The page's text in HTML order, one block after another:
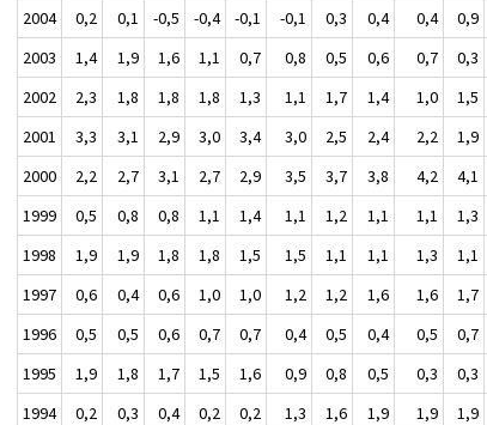
2004
0,2 0,1 -0,5 -0,4 -0,1 -0,1 0,3 0,4 0,4 0,9
2003
1,4 1,9 1,6 1,1 0,7 0,8 0,5 0,6 0,7 0,3
2002
2,3 1,8 1,8 1,8 1,3 1,1 1,7 1,4 1,0 1,5
2001
3,3 3,1 2,9 3,0 3,4 3,0 2,5 2,4 2,2 1,9
2000
2,2 2,7 3,1 2,7 2,9 3,5 3,7 3,8 4,2 4,1
1999
0,5 0,8 0,8 1,1 1,4 1,1 1,2 1,1 1,1 1,3
1998
1,9 1,9 1,8 1,8 1,5 1,5 1,1 1,1 1,3 1,1
1997
0,6 0,4 0,6 1,0 1,0 1,2 1,2 1,6 1,6 1,7
1996
0,5 0,5 0,6 0,7 0,7 0,4 0,5 0,4 0,5 0,7
1995
1,9 1,8 1,7 1,5 1,6 0,9 0,8 0,5 0,3 0,3
1994
0,2 0,3 0,4 0,2 0,2 1,3 1,6 1,9 1,9 1,9